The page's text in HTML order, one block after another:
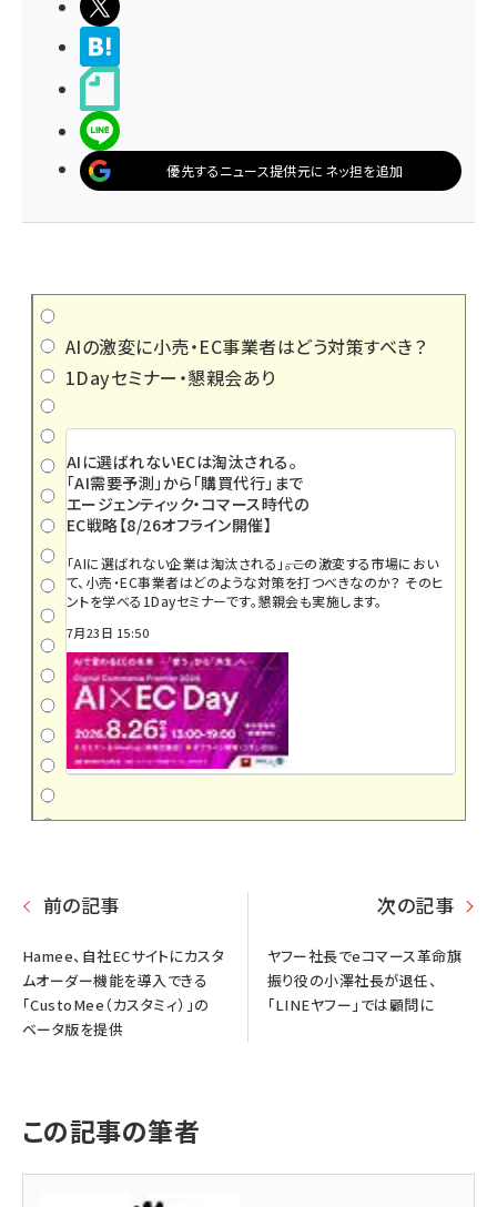
優先するニュース提供元にネッ担を追加
AIの激変に小売・EC事業者はどう対策すべき？
1Dayセミナー・懇親会あり
AIに選ばれないECは淘汰される。
「AI需要予測」から「購買代行」まで
エージェンティック・コマース時代の
EC戦略【8/26オフライン開催】
「AIに選ばれない企業は淘汰される」――。この激変する市場におい
て、小売・EC事業者はどのような対策を打つべきなのか？ そのヒ
ントを学べる1Dayセミナーです。懇親会も実施します。
7月23日 15:50
前の記事
Hamee、自社ECサイトにカスタ
ムオーダー機能を導入できる
「CustoMee（カスタミィ）」の
ベータ版を提供
次の記事
ヤフー社長でeコマース革命旗
振り役の小澤社長が退任、
「LINEヤフー」では顧問に
この記事の筆者